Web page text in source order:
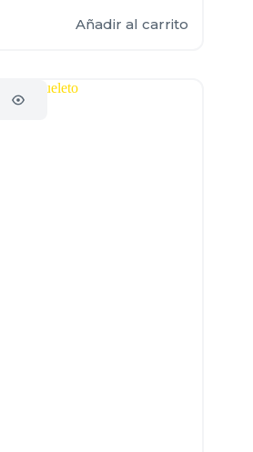
Añadir al carrito